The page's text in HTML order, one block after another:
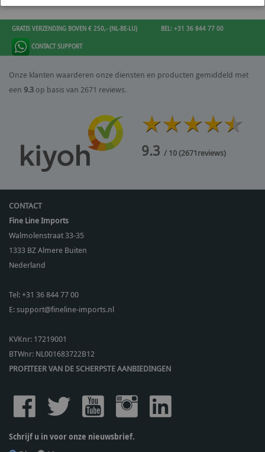
GRATIS VERZENDING BOVEN € 250,- (NL-BE-LU) BEL: +31 36 844 77 00
CONTACT SUPPORT
Onze klanten waarderen onze diensten en producten gemiddeld met
een 9.3 op basis van 2671 reviews.
9.3 / 10(2671reviews)
CONTACT
Fine Line Imports
Walmolenstraat 33-35
1333 BZAlmere Buiten
Nederland
Tel:+31 36 844 77 00
E:support@fineline-imports.nl
KVKnr: 17219001
BTWnr: NL001683722B12
PROFITEER VAN DE SCHERPSTE AANBIEDINGEN
Schrijf u in voor onze nieuwsbrief.